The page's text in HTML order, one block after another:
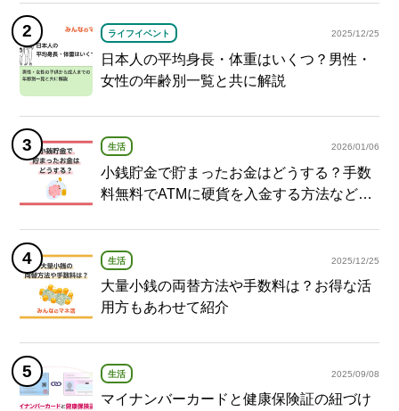
ライフイベント 2025/12/25
日本人の平均身長・体重はいくつ？男性・
女性の年齢別一覧と共に解説
生活 2026/01/06
小銭貯金で貯まったお金はどうする？手数
料無料でATMに硬貨を入金する方法など紹
生活 2025/12/25
大量小銭の両替方法や手数料は？お得な活
用方もあわせて紹介
生活 2025/09/08
マイナンバーカードと健康保険証の紐づけ